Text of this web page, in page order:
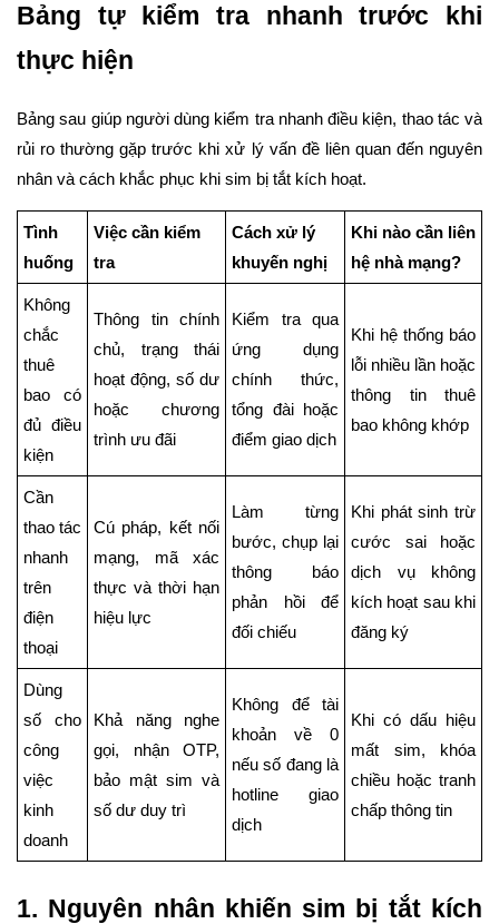
Bảng tự kiểm tra nhanh trước khi
thực hiện
Bảng sau giúp người dùng kiểm tra nhanh điều kiện, thao tác và
rủi ro thường gặp trước khi xử lý vấn đề liên quan đến nguyên
nhân và cách khắc phục khi sim bị tắt kích hoạt.
Tình
huống
Việc cần kiểm
tra
Cách xử lý
khuyến nghị
Khi nào cần liên
hệ nhà mạng?
Không
chắc
thuê
bao có
đủ điều
kiện
Thông tin chính
chủ, trạng thái
hoạt động, số dư
hoặc chương
trình ưu đãi
Kiểm tra qua
ứng dụng
chính thức,
tổng đài hoặc
điểm giao dịch
Khi hệ thống báo
lỗi nhiều lần hoặc
thông tin thuê
bao không khớp
Cần
thao tác
nhanh
trên
điện
thoại
Cú pháp, kết nối
mạng, mã xác
thực và thời hạn
hiệu lực
Làm từng
bước, chụp lại
thông báo
phản hồi để
đối chiếu
Khi phát sinh trừ
cước sai hoặc
dịch vụ không
kích hoạt sau khi
đăng ký
Dùng
số cho
công
việc
kinh
doanh
Khả năng nghe
gọi, nhận OTP,
bảo mật sim và
số dư duy trì
Không để tài
khoản về 0
nếu số đang là
hotline giao
dịch
Khi có dấu hiệu
mất sim, khóa
chiều hoặc tranh
chấp thông tin
1. Nguyên nhân khiến sim bị tắt kích